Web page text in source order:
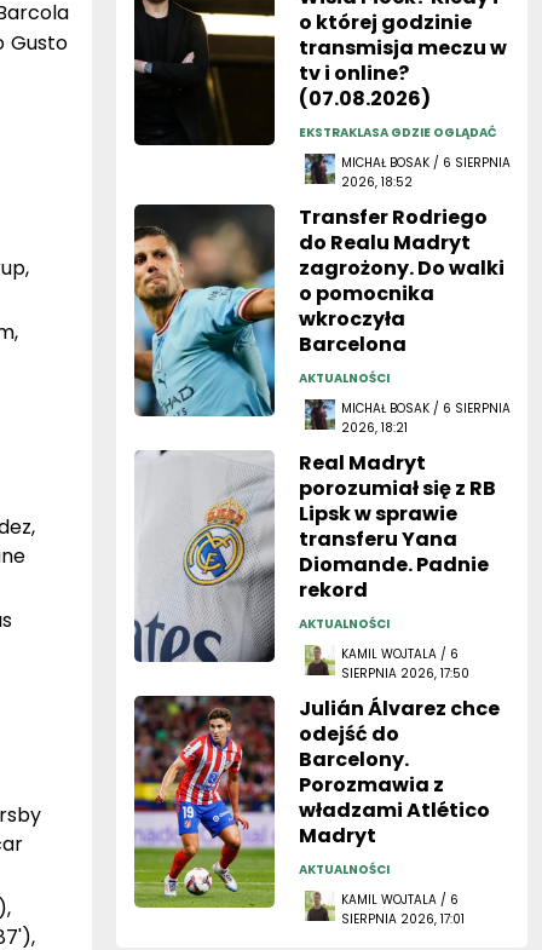
Gusto
o której godzinie
transmisja meczu w
tv i online?
(07.08.2026)
EKSTRAKLASA GDZIE OGLĄDAĆ
MICHAŁ BOSAK / 6 SIERPNIA
2026, 18:52
Transfer Rodriego
do Realu Madryt
zagrożony. Do walki
o pomocnika
wkroczyła
Barcelona
AKTUALNOŚCI
MICHAŁ BOSAK / 6 SIERPNIA
2026, 18:21
Real Madryt
porozumiał się z RB
Lipsk w sprawie
transferu Yana
Diomande. Padnie
rekord
AKTUALNOŚCI
KAMIL WOJTALA / 6
SIERPNIA 2026, 17:50
Julián Álvarez chce
odejść do
Barcelony.
Porozmawia z
władzami Atlético
Madryt
AKTUALNOŚCI
KAMIL WOJTALA / 6
SIERPNIA 2026, 17:01